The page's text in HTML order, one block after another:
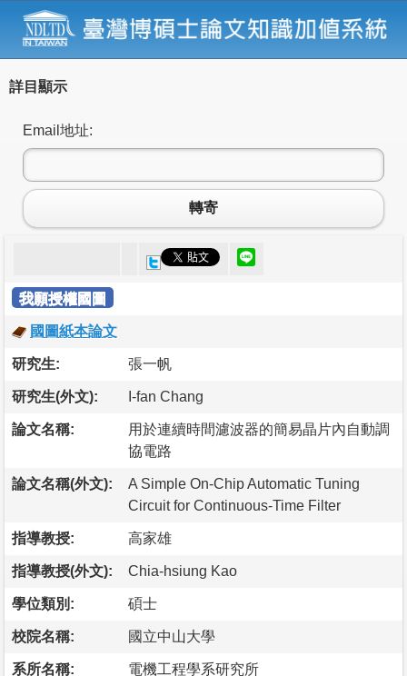
詳目顯示
Email地址:
轉寄
我願授權國圖
國圖紙本論文
研究生: 張一帆
研究生(外文): I-fan Chang
論文名稱:
用於連續時間濾波器的簡易晶片內自動調
協電路
論文名稱(外文):
A Simple On-Chip Automatic Tuning
Circuit for Continuous-Time Filter
指導教授: 高家雄
指導教授(外文): Chia-hsiung Kao
學位類別: 碩士
校院名稱: 國立中山大學
系所名稱: 電機工程學系研究所